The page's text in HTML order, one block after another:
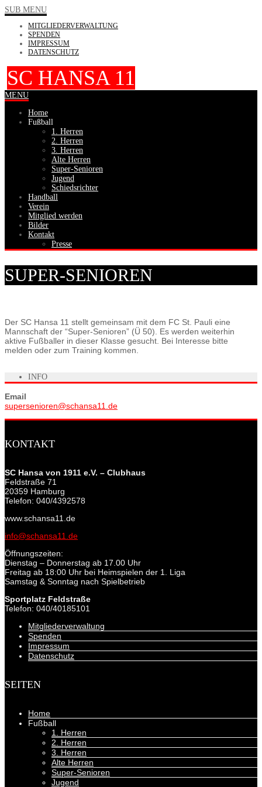
SUB MENU
MITGLIEDERVERWALTUNG
SPENDEN
IMPRESSUM
DATENSCHUTZ
SC HANSA 11
MENU
Home
Fußball
1. Herren
2. Herren
3. Herren
Alte Herren
Super-Senioren
Jugend
Schiedsrichter
Handball
Verein
Mitglied werden
Bilder
Kontakt
Presse
SUPER-SENIOREN
Der SC Hansa 11 stellt gemeinsam mit dem FC St. Pauli eine
Mannschaft der “Super-Senioren” (Ü 50). Es werden weiterhin
aktive Fußballer in dieser Klasse gesucht. Bei Interesse bitte
melden oder zum Training kommen.
INFO
Email
supersenioren@schansa11.de
KONTAKT
SC Hansa von 1911 e.V. – Clubhaus
Feldstraße 71
20359 Hamburg
Telefon: 040/4392578
www.schansa11.de
info@schansa11.de
Öffnungszeiten:
Dienstag – Donnerstag ab 17.00 Uhr
Freitag ab 18:00 Uhr bei Heimspielen der 1. Liga
Samstag & Sonntag nach Spielbetrieb
Sportplatz Feldstraße
Telefon: 040/40185101
Mitgliederverwaltung
Spenden
Impressum
Datenschutz
SEITEN
Home
Fußball
1. Herren
2. Herren
3. Herren
Alte Herren
Super-Senioren
Jugend